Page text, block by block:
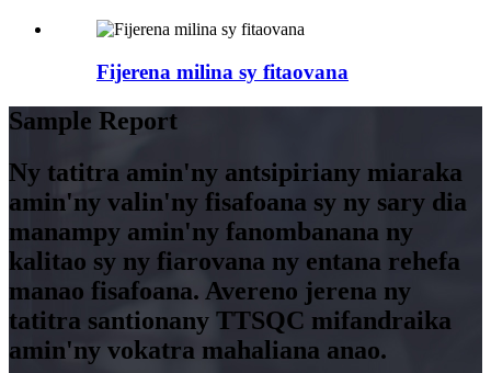
Fijerena milina sy fitaovana
Sample Report
Ny tatitra amin'ny antsipiriany miaraka
amin'ny valin'ny fisafoana sy ny sary dia
manampy amin'ny fanombanana ny
kalitao sy ny fiarovana ny entana rehefa
manao fisafoana. Avereno jerena ny
tatitra santionany TTSQC mifandraika
amin'ny vokatra mahaliana anao.